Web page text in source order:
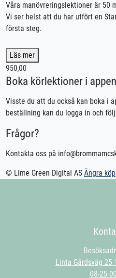
Våra manövreringslektioner är 50
Vi ser helst att du har utfört en
första steg.
Lån av kläder ingår
Lån av skydd ingår
Lån av MC ingår
Denna lektion utförs med en
körkortstillstånd krävs. Utebliven
Kontakta oss för bokning eller
Vid önskemål om betalning via
trafikskolan så hjälper vi er.
Läs mer
950,00
Boka körlektioner i appen
Visste du att du också kan boka i
beställning kan du logga in och
Frågor?
Kontakta oss på
© Lime Green Digital AS Ångra köp
Linta Gårdsväg 25
08-25